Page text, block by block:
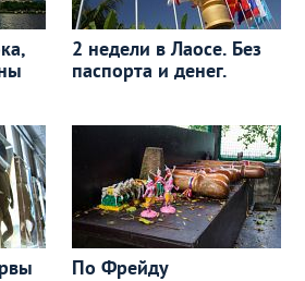
2 недели в Лаосе. Без
паспорта и денег.
По Фрейду